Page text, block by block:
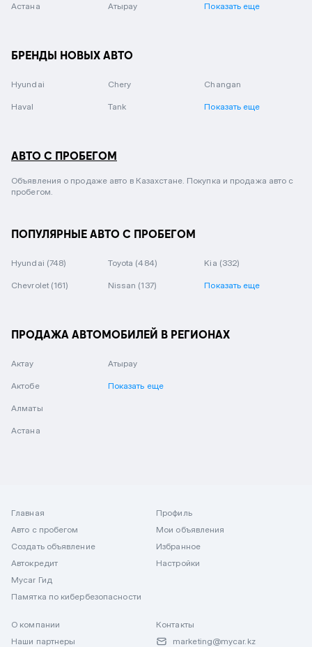
Астана Атырау Показать еще
БРЕНДЫ НОВЫХ АВТО
Hyundai Chery Changan
Haval Tank Показать еще
АВТО С ПРОБЕГОМ
Объявления о продаже авто в Казахстане. Покупка и продажа авто с
пробегом.
ПОПУЛЯРНЫЕ АВТО С ПРОБЕГОМ
Hyundai (748) Toyota (484) Kia (332)
Chevrolet (161) Nissan (137) Показать еще
ПРОДАЖА АВТОМОБИЛЕЙ В РЕГИОНАХ
Актау
Актобе
Алматы
Астана
Атырау
Показать еще
Главная
Авто с пробегом
Создать объявление
Автокредит
Mycar Гид
Памятка по кибербезопасности
Профиль
Мои объявления
Избранное
Настройки
О компании
Наши партнеры
Контакты
marketing@mycar.kz